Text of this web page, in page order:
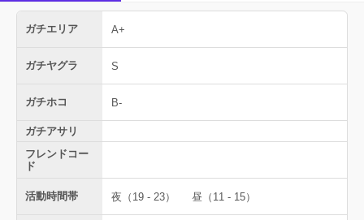
ガチエリア A+
ガチヤグラ S
ガチホコ B-
ガチアサリ
フレンドコー
ド
活動時間帯 夜（19 - 23） 昼（11 - 15）